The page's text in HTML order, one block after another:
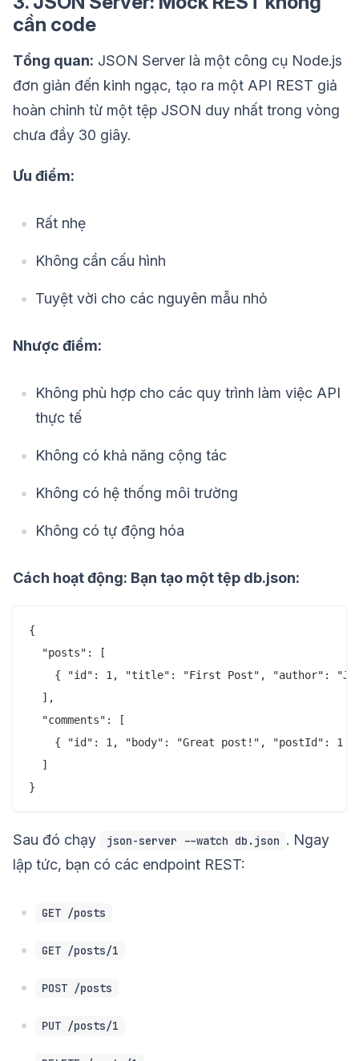
cần code
Tổng quan: JSON Server là một công cụ Node.js
đơn giản đến kinh ngạc, tạo ra một API REST giả
hoàn chỉnh từ một tệp JSON duy nhất trong vòng
chưa đầy 30 giây.
Ưu điểm:
Rất nhẹ
Không cần cấu hình
Tuyệt vời cho các nguyên mẫu nhỏ
Nhược điểm:
Không phù hợp cho các quy trình làm việc API
thực tế
Không có khả năng cộng tác
Không có hệ thống môi trường
Không có tự động hóa
Cách hoạt động: Bạn tạo một tệp db.json:
{
  "posts": [
{ "id": 1, "title": "First Post", "author":
  ],
  "comments": [
    { "id": 1, "body": "Great post!", "postId": 1 }
  ]
Sau đó chạy json-server --watch db.json . Ngay
lập tức, bạn có các endpoint REST:
GET /posts
GET /posts/1
POST /posts
PUT /posts/1